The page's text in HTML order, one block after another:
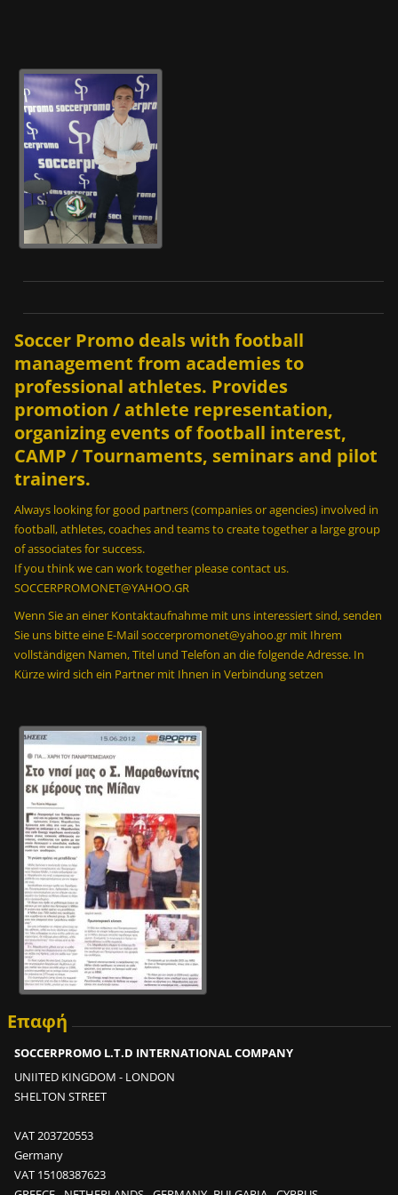
σ
ω
τ
ε
ι
κ
έ
ς
π
σ
ς
σ
ε
m
n
;
0
0
ε
ξ
ω
ε
ρ
ι
κ
π
ά
σ
ε
ς
σ
ε
2
m
i
n
;
2
ο
ν
Soccer Promo deals with football
management from academies to
professional athletes. Provides
promotion / athlete representation,
organizing events of football interest,
CAMP / Tournaments, seminars and pilot
trainers.
Always looking for good partners (companies or agencies) involved in
football, athletes, coaches and teams to create together a large group
of associates for success.
If you think we can work together please contact us.
SOCCERPROMONET@YAHOO.GR
Wenn Sie an einer Kontaktaufnahme mit uns interessiert sind, senden
Sie uns bitte eine E-Mail soccerpromonet@yahoo.gr mit Ihrem
vollständigen Namen, Titel und Telefon an die folgende Adresse. In
Kürze wird sich ein Partner mit Ihnen in Verbindung setzen
Επαφή
SOCCERPROMO L.T.D INTERNATIONAL COMPANY
UNIITED KINGDOM - LONDON
SHELTON STREET
VAT 203720553
Germany
VAT 15108387623